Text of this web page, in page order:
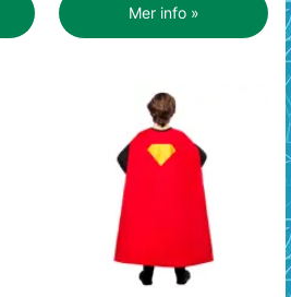
Mer info »